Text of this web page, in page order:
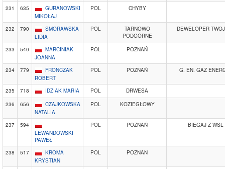
231 635
GURANOWSKI
MIKOŁAJ
POL CHYBY
232 790
SMORAWSKA
LIDIA
POL
TARNOWO
PODGÓRNE
DEWELOPER
233 540
MARCINIAK
JOANNA
POL POZNAŃ
234 779
FRONCZAK
ROBERT
POL POZNAŃ G. EN. GAZ
235 718 IDZIAK MARIA POL
DRWESA
236
656
CZAJKOWSKA
NATALIA
POL KOZIEGŁOWY
237
594
LEWANDOWSKI
PAWEŁ
POL POZNAŃ BIEGAJ Z WSL
238 517
KROMA
KRYSTIAN
POL POZNAN